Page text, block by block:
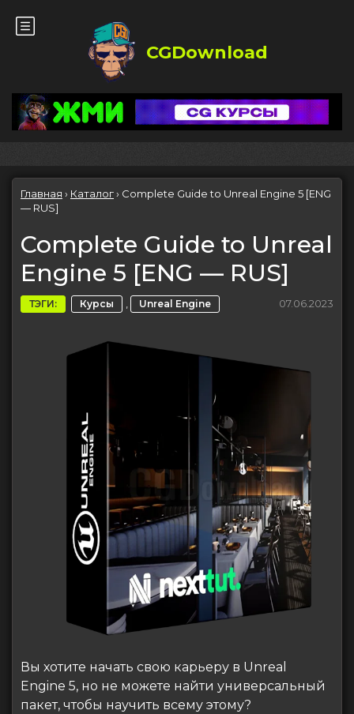
CGDownload
Главная › Каталог› Complete Guide to Unreal Engine 5 [ENG
— RUS]
Complete Guide to Unreal
Engine 5 [ENG — RUS]
ТЭГИ: Курсы , Unreal Engine 07.06.2023
Вы хотите начать свою карьеру в Unreal
Engine 5, но не можете найти универсальный
пакет, чтобы научить всему этому?